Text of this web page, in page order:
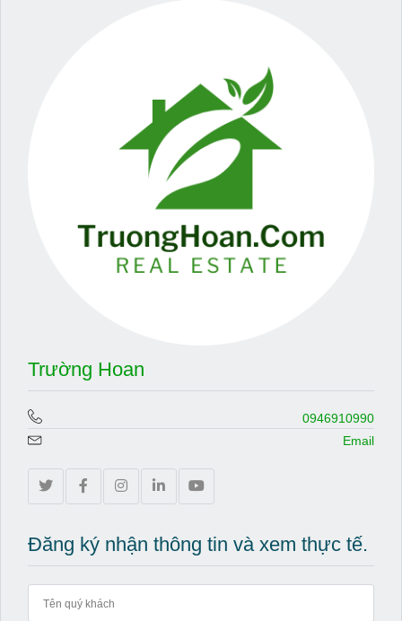
Trường Hoan
0946910990
Email
Đăng ký nhận thông tin và xem thực tế.